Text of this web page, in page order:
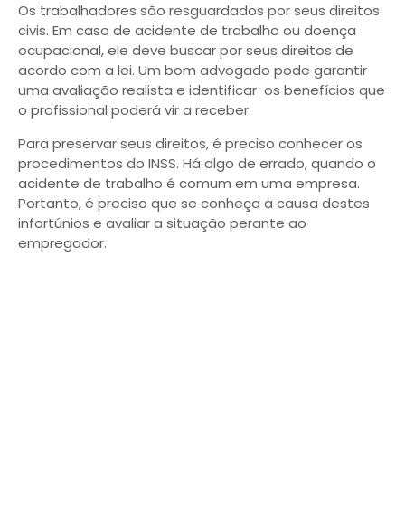
Os trabalhadores são resguardados por seus direitos
civis. Em caso de acidente de trabalho ou doença
ocupacional, ele deve buscar por seus direitos de
acordo com a lei. Um bom advogado pode garantir
uma avaliação realista e identificar os benefícios que
o profissional poderá vir a receber.
Para preservar seus direitos, é preciso conhecer os
procedimentos do INSS. Há algo de errado, quando o
acidente de trabalho é comum em uma empresa.
Portanto, é preciso que se conheça a causa destes
infortúnios e avaliar a situação perante ao
empregador.